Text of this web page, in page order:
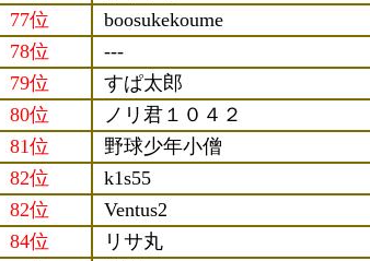
77位
boosukekoume
78位
---
79位
すぱ太郎
80位
ノリ君１０４２
81位
野球少年小僧
82位
k1s55
82位
Ventus2
84位
リサ丸